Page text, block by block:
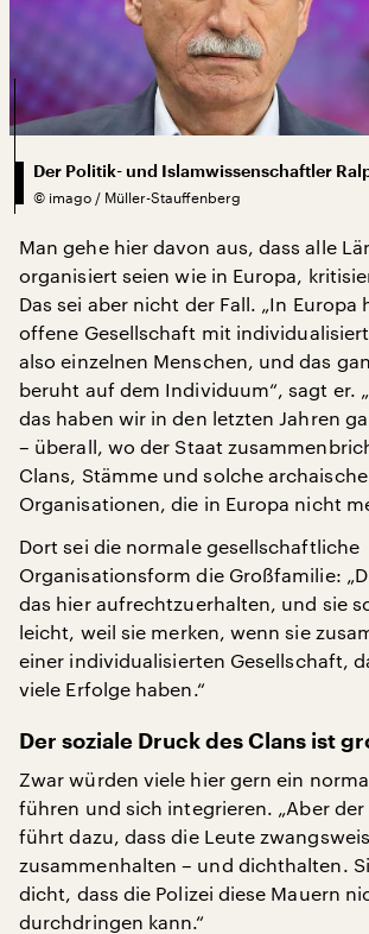
Der Politik- und Islamwissenschaftler
© imago / Müller-Stauffenberg
Man gehe hier davon aus, dass alle
organisiert seien wie in Europa,
Das sei aber nicht der Fall. „In Europa
offene Gesellschaft mit
also einzelnen Menschen, und das
beruht auf dem Individuum“, sagt er.
das haben wir in den letzten Jahren
– überall, wo der Staat
Clans, Stämme und solche
Organisationen, die in Europa nicht
Dort sei die normale gesellschaftliche
Organisationsform die Großfamilie:
das hier aufrechtzuerhalten, und sie
leicht, weil sie merken, wenn sie
einer individualisierten Gesellschaft,
viele Erfolge haben.“
Der soziale Druck des Clans ist
Zwar würden viele hier gern ein
führen und sich integrieren. „Aber der
führt dazu, dass die Leute
zusammenhalten – und dichthalten.
dicht, dass die Polizei diese Mauern
durchdringen kann.“